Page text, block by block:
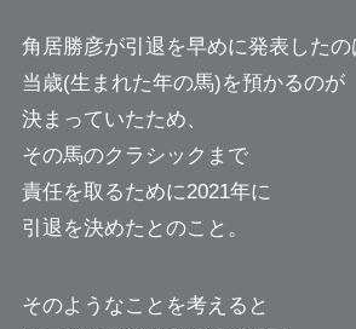
角居勝彦が引退を早めに発表したの
当歳(生まれた年の馬)を預かるのが
決まっていたため、
その馬のクラシックまで
責任を取るために2021年に
引退を決めたとのこと。
そのようなことを考えると